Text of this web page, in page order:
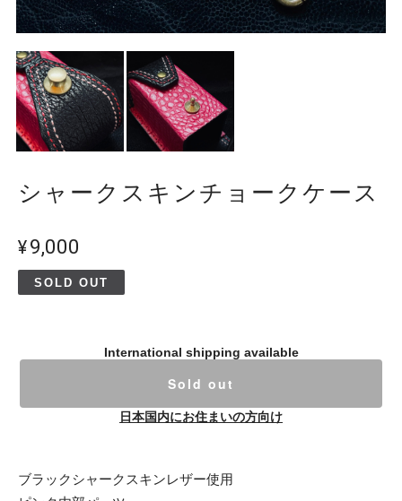
シャークスキンチョークケース
¥9,000
SOLD OUT
International shipping available
Sold out
日本国内にお住まいの方向け
ブラックシャークスキンレザー使用